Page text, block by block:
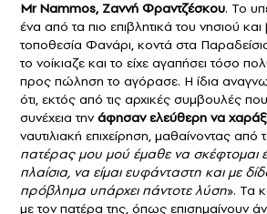
Mr Nammos, Ζαννή Φραντζέσκου. Το
ένα από τα πιο επιβλητικά του νησιού και
τοποθεσία Φανάρι, κοντά στα
το νοίκιαζε και το είχε αγαπήσει τόσο
προς πώληση το αγόρασε. Η ίδια
ότι, εκτός από τις αρχικές συμβουλές
συνέχεια τηνάφησαν ελεύθερη να
ναυτιλιακή επιχείρηση, μαθαίνοντας από
πατέρας μου μού έμαθε να
πλαίσια, να είμαι ευφάνταστη και με
πρόβλημα υπάρχει πάντοτε λύση». Τα
με τον πατέρα της, όπως επισημαίνουν